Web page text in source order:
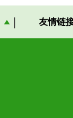
友情链